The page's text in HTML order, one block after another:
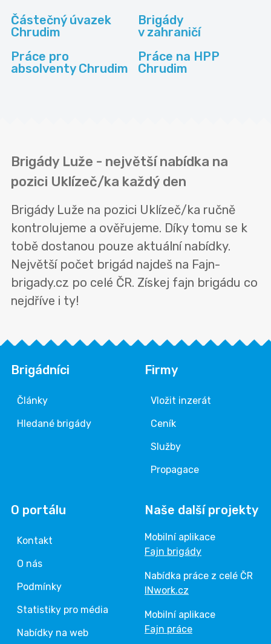
Částečný úvazek
Chrudim
Brigády
v zahraničí
Práce pro
absolventy Chrudim
Práce na HPP
Chrudim
Brigády Luže - největší nabídka na
pozici Uklízeč/ka každý den
Brigády Luže na pozici Uklízeč/ka ručně
kontrolujeme a ověřujeme. Díky tomu se k
tobě dostanou pouze aktuální nabídky.
Největší počet brigád najdeš na Fajn-
brigady.cz po celé ČR. Získej fajn brigádu co
nejdříve i ty!
Brigádníci
Články
Hledané brigády
Firmy
Vložit inzerát
Ceník
Služby
Propagace
O portálu
Kontakt
O nás
Podmínky
Statistiky pro média
Nabídky na web
Naše další projekty
Mobilní aplikace
Fajn brigády
Nabídka práce z celé ČR
INwork.cz
Mobilní aplikace
Fajn práce